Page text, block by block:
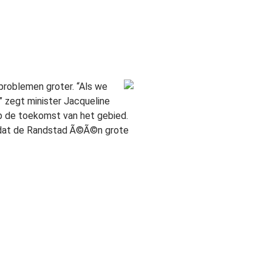
groter. “Als we
zegt minister Jacqueline
de toekomst van het gebied.
de Randstad Ã©Ã©n grote